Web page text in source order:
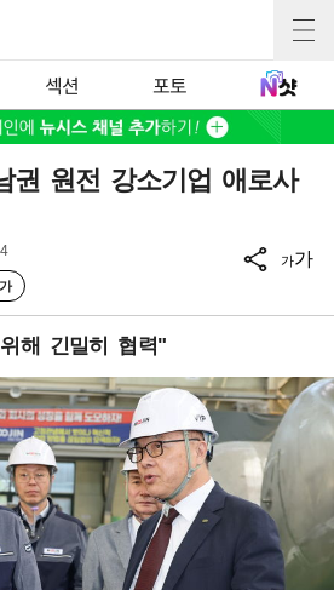
섹션 포토
권 원전 강소기업 애로사
가가
해 긴밀히 협력"